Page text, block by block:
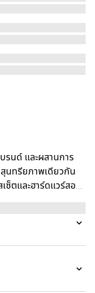
นด์ และผสานการ
สุนทรียภาพเดียวกัน
ซ็ตและฮาร์ดแวร์สอง